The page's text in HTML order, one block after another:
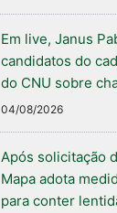
Em live, Janus
candidatos do
do CNU sobre
04/08/2026
Após solicitação
Mapa adota
para conter